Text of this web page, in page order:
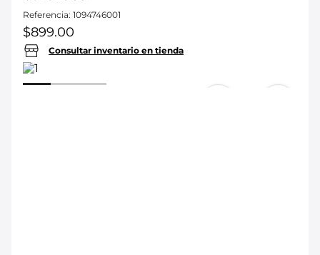
Referencia: 1094746001
$899.00
Consultar inventario en tienda